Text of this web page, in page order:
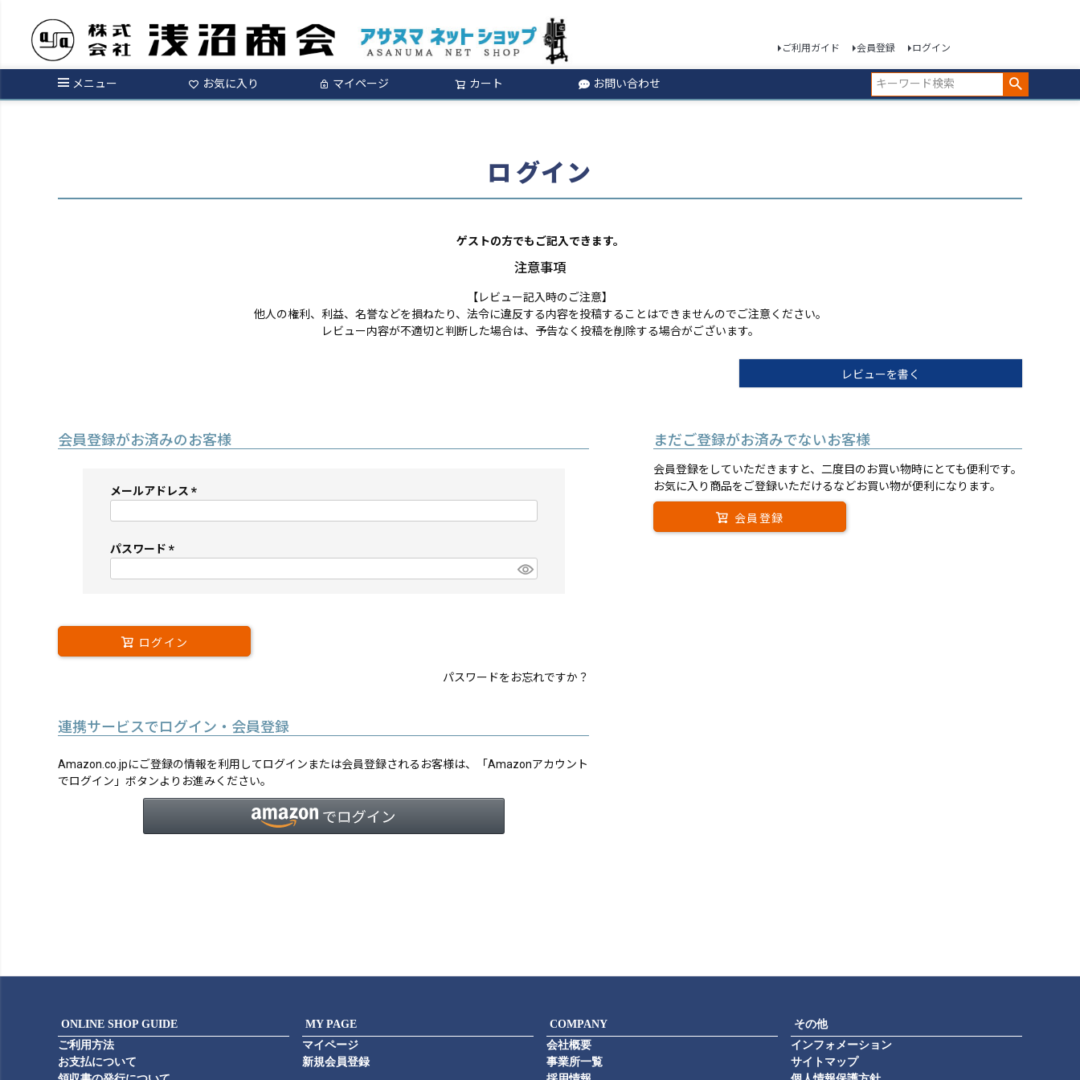
ご利用ガイド 会員登録 ログイン
メニュー お気に入り マイページ カート お問い合わせ
検索
ログイン
ゲストの方でもご記入できます。
注意事項
【レビュー記入時のご注意】
他人の権利、利益、名誉などを損ねたり、法令に違反する内容を投稿することはできませんのでご注意ください。
レビュー内容が不適切と判断した場合は、予告なく投稿を削除する場合がございます。
レビューを書く
会員登録がお済みのお客様
メールアドレス
須)
パスワード
須)
ログイン
パスワードをお忘れですか？
連携サービスでログイン・会員登録
Amazon.co.jpにご登録の情報を利用してログインまたは会員登録されるお客様は、「Amazonアカウント
でログイン」ボタンよりお進みください。
まだご登録がお済みでないお客様
会員登録をしていただきますと、二度目のお買い物時にとても便利です。
お気に入り商品をご登録いただけるなどお買い物が便利になります。
会員登録
ONLINE SHOP GUIDE
ご利用方法
お支払について
MY PAGE
マイページ
新規会員登録
COMPANY
会社概要
事業所一覧
その他
インフォメーション
サイトマップ